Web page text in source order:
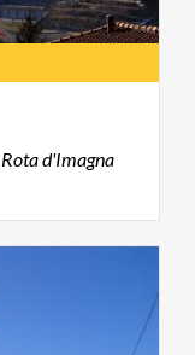
d'Imagna